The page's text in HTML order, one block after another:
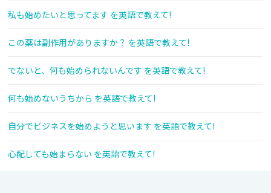
私も始めたいと思ってます を英語で教えて!
この薬は副作用がありますか？ を英語で教えて!
でないと、何も始められないんです を英語で教えて!
何も始めないうちから を英語で教えて!
自分でビジネスを始めようと思います を英語で教えて!
心配しても始まらない を英語で教えて!